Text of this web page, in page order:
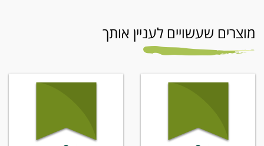
מוצרים שעשויים לעניין אותך